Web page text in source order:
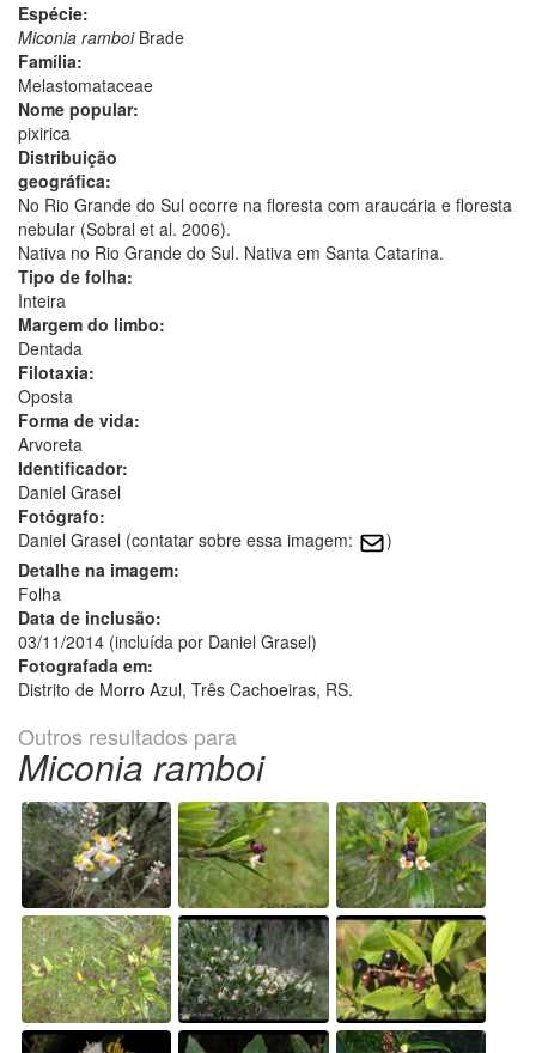
Espécie:
Miconia ramboiBrade
Família:
Melastomataceae
Nome popular:
pixirica
Distribuição
geográfica:
No Rio Grande do Sul ocorre na floresta com araucária e floresta
nebular (Sobral et al. 2006).
Nativa no Rio Grande do Sul. Nativa em Santa Catarina.
Tipo de folha:
Inteira
Margem do limbo:
Dentada
Filotaxia:
Oposta
Forma de vida:
Arvoreta
Identificador:
Daniel Grasel
Fotógrafo:
Daniel Grasel (contatar sobre essa imagem:
)
Detalhe na imagem:
Folha
Data de inclusão:
03/11/2014 (incluída por Daniel Grasel)
Fotografada em:
Distrito de Morro Azul, Três Cachoeiras, RS.
Outros resultados para
Miconia ramboi